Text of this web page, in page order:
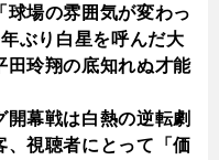
球場の雰囲気が変わっ
ぶり白星を呼んだ大
田玲翔の底知れぬ才能
開幕戦は白熱の逆転劇
、視聴者にとって「価